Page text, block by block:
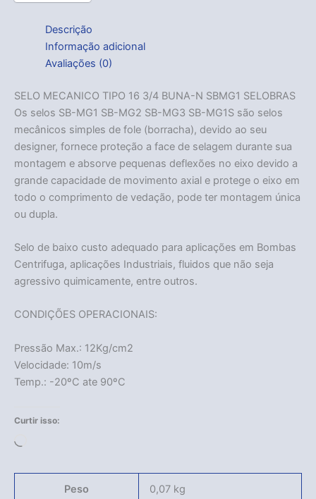
Descrição
Informação adicional
Avaliações (0)
SELO MECANICO TIPO 16 3/4 BUNA-N SBMG1 SELOBRAS
Os selos SB-MG1 SB-MG2 SB-MG3 SB-MG1S são selos
mecânicos simples de fole (borracha), devido ao seu
designer, fornece proteção a face de selagem durante sua
montagem e absorve pequenas deflexões no eixo devido a
grande capacidade de movimento axial e protege o eixo em
todo o comprimento de vedação, pode ter montagem única
ou dupla.
Selo de baixo custo adequado para aplicações em Bombas
Centrifuga, aplicações Industriais, fluidos que não seja
agressivo quimicamente, entre outros.
CONDIÇÕES OPERACIONAIS:
Pressão Max.: 12Kg/cm2
Velocidade: 10m/s
Temp.: -20ºC ate 90ºC
Curtir isso:
Peso 0,07 kg